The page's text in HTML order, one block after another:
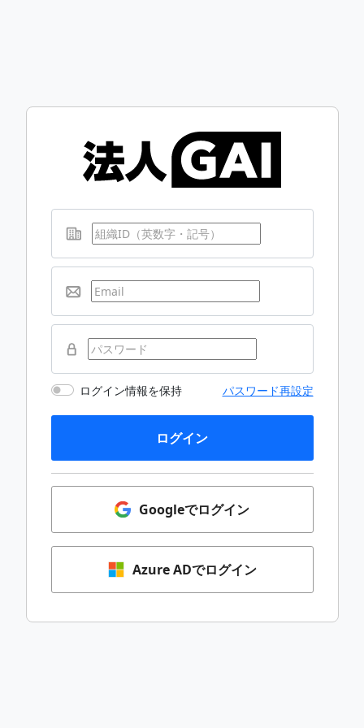
ログイン情報を保持 パスワード再設定
ログイン
Googleでログイン
Azure ADでログイン